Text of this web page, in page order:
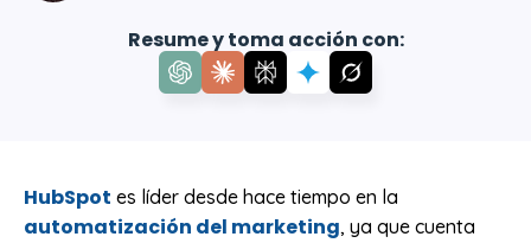
Resume y toma acción con:
HubSpot es líder desde hace tiempo en la
automatización del marketing, ya que cuenta